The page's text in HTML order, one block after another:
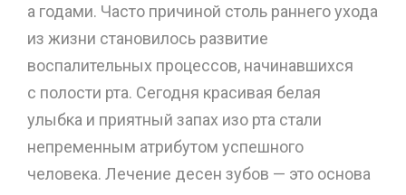
а годами. Часто причиной столь раннего ухода
из жизни становилось развитие
воспалительных процессов, начинавшихся
с полости рта. Сегодня красивая белая
улыбка и приятный запах изо рта стали
непременным атрибутом успешного
человека. Лечение десен зубов — это основа